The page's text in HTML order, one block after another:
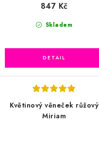
Skladem
847 Kč
Květinový věneček růžový
Miriam